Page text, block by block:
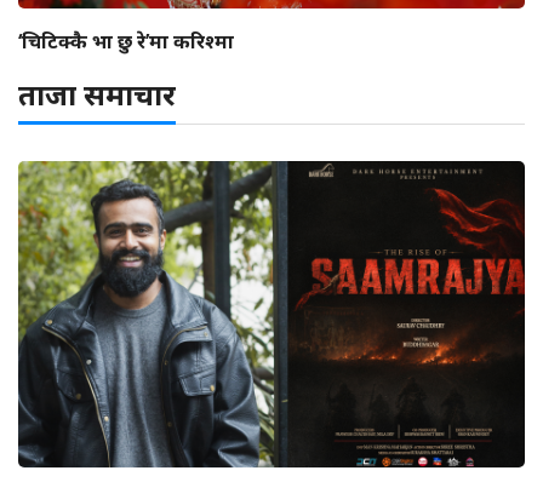
‘चिटिक्कै भा छु रे’मा करिश्मा
ताजा समाचार